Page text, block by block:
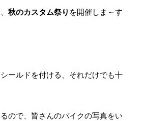
秋のカスタム祭り を開催しま～す
ールドを付ける、それだけでも十
ので、皆さんのバイクの写真をい